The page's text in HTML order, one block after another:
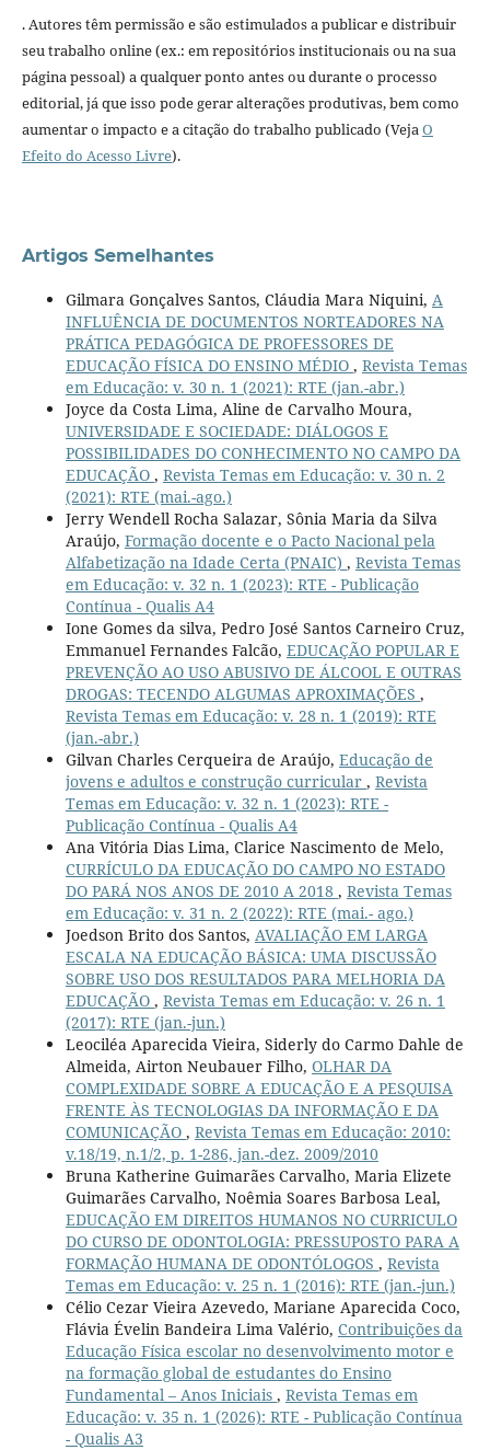
. Autores têm permissão e são estimulados a publicar e distribuir
seu trabalho online (ex.: em repositórios institucionais ou na sua
página pessoal) a qualquer ponto antes ou durante o processo
editorial, já que isso pode gerar alterações produtivas, bem como
aumentar o impacto e a citação do trabalho publicado (Veja O
Efeito do Acesso Livre).
Artigos Semelhantes
Gilmara Gonçalves Santos, Cláudia Mara Niquini, A
INFLUÊNCIA DE DOCUMENTOS NORTEADORES NA
PRÁTICA PEDAGÓGICA DE PROFESSORES DE
EDUCAÇÃO FÍSICA DO ENSINO MÉDIO , Revista Temas
em Educação: v. 30 n. 1 (2021): RTE (jan.-abr.)
Joyce da Costa Lima, Aline de Carvalho Moura,
UNIVERSIDADE E SOCIEDADE: DIÁLOGOS E
POSSIBILIDADES DO CONHECIMENTO NO CAMPO DA
EDUCAÇÃO , Revista Temas em Educação: v. 30 n. 2
(2021): RTE (mai.-ago.)
Jerry Wendell Rocha Salazar, Sônia Maria da Silva
Araújo, Formação docente e o Pacto Nacional pela
Alfabetização na Idade Certa (PNAIC) , Revista Temas
em Educação: v. 32 n. 1 (2023): RTE - Publicação
Contínua - Qualis A4
Ione Gomes da silva, Pedro José Santos Carneiro Cruz,
Emmanuel Fernandes Falcão, EDUCAÇÃO POPULAR E
PREVENÇÃO AO USO ABUSIVO DE ÁLCOOL E OUTRAS
DROGAS: TECENDO ALGUMAS APROXIMAÇÕES ,
Revista Temas em Educação: v. 28 n. 1 (2019): RTE
(jan.-abr.)
Gilvan Charles Cerqueira de Araújo, Educação de
jovens e adultos e construção curricular , Revista
Temas em Educação: v. 32 n. 1 (2023): RTE -
Publicação Contínua - Qualis A4
Ana Vitória Dias Lima, Clarice Nascimento de Melo,
CURRÍCULO DA EDUCAÇÃO DO CAMPO NO ESTADO
DO PARÁ NOS ANOS DE 2010 A 2018 , Revista Temas
em Educação: v. 31 n. 2 (2022): RTE (mai.- ago.)
Joedson Brito dos Santos, AVALIAÇÃO EM LARGA
ESCALA NA EDUCAÇÃO BÁSICA: UMA DISCUSSÃO
SOBRE USO DOS RESULTADOS PARA MELHORIA DA
EDUCAÇÃO , Revista Temas em Educação: v. 26 n. 1
(2017): RTE (jan.-jun.)
Leociléa Aparecida Vieira, Siderly do Carmo Dahle de
Almeida, Airton Neubauer Filho, OLHAR DA
COMPLEXIDADE SOBRE A EDUCAÇÃO E A PESQUISA
FRENTE ÀS TECNOLOGIAS DA INFORMAÇÃO E DA
COMUNICAÇÃO , Revista Temas em Educação: 2010:
v.18/19, n.1/2, p. 1-286, jan.-dez. 2009/2010
Bruna Katherine Guimarães Carvalho, Maria Elizete
Guimarães Carvalho, Noêmia Soares Barbosa Leal,
EDUCAÇÃO EM DIREITOS HUMANOS NO CURRICULO
DO CURSO DE ODONTOLOGIA: PRESSUPOSTO PARA A
FORMAÇÃO HUMANA DE ODONTÓLOGOS , Revista
Temas em Educação: v. 25 n. 1 (2016): RTE (jan.-jun.)
Célio Cezar Vieira Azevedo, Mariane Aparecida Coco,
Flávia Évelin Bandeira Lima Valério, Contribuições da
Educação Física escolar no desenvolvimento motor e
na formação global de estudantes do Ensino
Fundamental – Anos Iniciais , Revista Temas em
Educação: v. 35 n. 1 (2026): RTE - Publicação Contínua
- Qualis A3